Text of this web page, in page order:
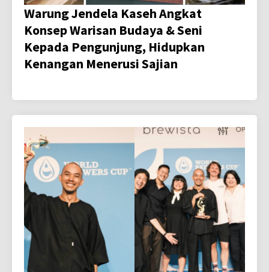
Warung Jendela Kaseh Angkat
Konsep Warisan Budaya & Seni
Kepada Pengunjung, Hidupkan
Kenangan Menerusi Sajian